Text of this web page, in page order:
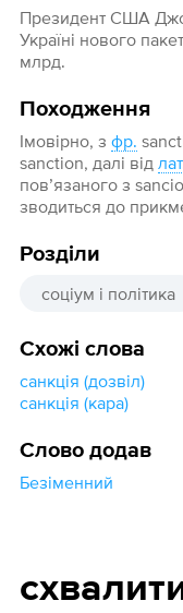
Президент США Джо
Україні нового
млрд.
Походження
Імовірно, з фр.
sanction, далі від
пов’язаного з
зводиться до
Розділи
соціум і політика
Схожі слова
санкція (дозвіл)
санкція (кара)
Слово додав
Безіменний